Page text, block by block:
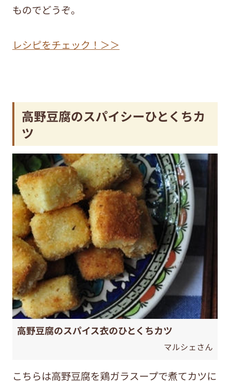
ものでどうぞ。
レシピをチェック！＞＞
高野豆腐のスパイシーひとくちカ
ツ
高野豆腐のスパイス衣のひとくちカツ
マルシェさん
こちらは高野豆腐を鶏ガラスープで煮てカツに